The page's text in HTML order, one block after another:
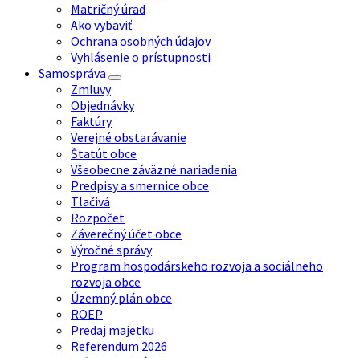
Matričný úrad
Ako vybaviť
Ochrana osobných údajov
Vyhlásenie o prístupnosti
Samospráva
Zmluvy
Objednávky
Faktúry
Verejné obstarávanie
Štatút obce
Všeobecne záväzné nariadenia
Predpisy a smernice obce
Tlačivá
Rozpočet
Záverečný účet obce
Výročné správy
Program hospodárskeho rozvoja a sociálneho
rozvoja obce
Územný plán obce
ROEP
Predaj majetku
Referendum 2026